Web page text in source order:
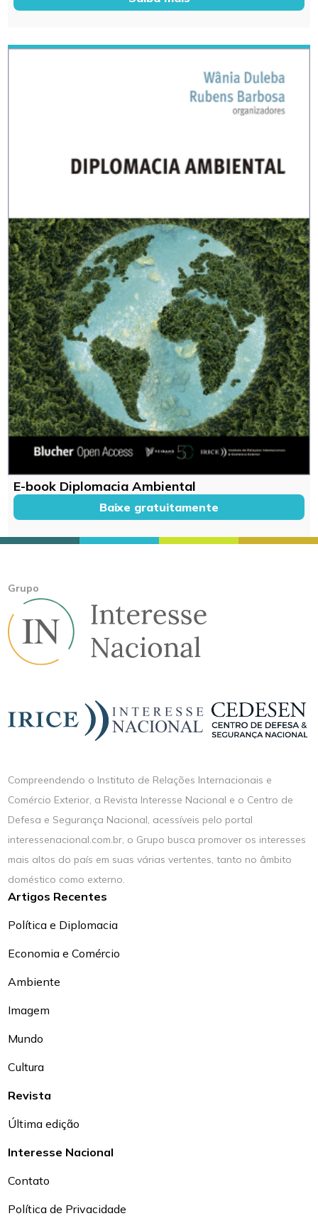
E-book Diplomacia Ambiental
Baixe gratuitamente
Grupo
Compreendendo o Instituto de Relações Internacionais e
Comércio Exterior, a Revista Interesse Nacional e o Centro de
Defesa e Segurança Nacional, acessíveis pelo portal
interessenacional.com.br, o Grupo busca promover os interesses
mais altos do país em suas várias vertentes, tanto no âmbito
doméstico como externo.
Artigos Recentes
Política e Diplomacia
Economia e Comércio
Ambiente
Imagem
Mundo
Cultura
Revista
Última edição
Interesse Nacional
Contato
Política de Privacidade